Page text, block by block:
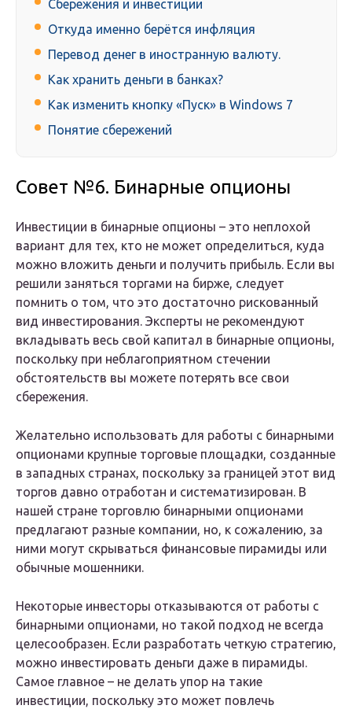
Сбережения и инвестиции
Откуда именно берётся инфляция
Перевод денег в иностранную валюту.
Как хранить деньги в банках?
Как изменить кнопку «Пуск» в Windows 7
Понятие сбережений
Совет №6. Бинарные опционы
Инвестиции в бинарные опционы – это неплохой
вариант для тех, кто не может определиться, куда
можно вложить деньги и получить прибыль. Если вы
решили заняться торгами на бирже, следует
помнить о том, что это достаточно рискованный
вид инвестирования. Эксперты не рекомендуют
вкладывать весь свой капитал в бинарные опционы,
поскольку при неблагоприятном стечении
обстоятельств вы можете потерять все свои
сбережения.
Желательно использовать для работы с бинарными
опционами крупные торговые площадки, созданные
в западных странах, поскольку за границей этот вид
торгов давно отработан и систематизирован. В
нашей стране торговлю бинарными опционами
предлагают разные компании, но, к сожалению, за
ними могут скрываться финансовые пирамиды или
обычные мошенники.
Некоторые инвесторы отказываются от работы с
бинарными опционами, но такой подход не всегда
целесообразен. Если разработать четкую стратегию,
можно инвестировать деньги даже в пирамиды.
Самое главное – не делать упор на такие
инвестиции, поскольку это может повлечь